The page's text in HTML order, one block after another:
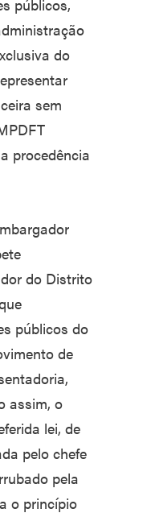
públicos,
do
sem
procedência
do Distrito
públicos do
de
assim, o
lei, de
pelo chefe
pela
o princípio